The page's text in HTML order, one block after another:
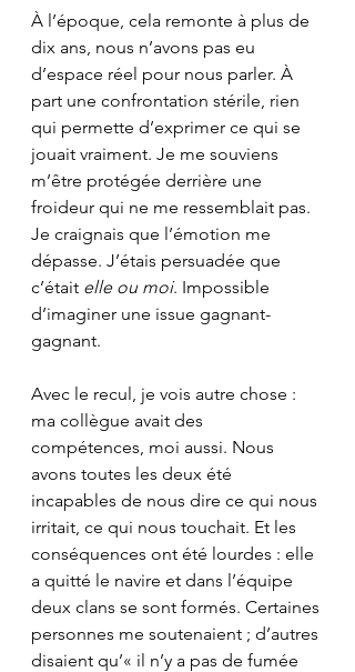
À l’époque, cela remonte à plus de
dix ans, nous n’avons pas eu
d’espace réel pour nous parler. À
part une confrontation stérile, rien
qui permette d’exprimer ce qui se
jouait vraiment. Je me souviens
m’être protégée derrière une
froideur qui ne me ressemblait pas.
Je craignais que l’émotion me
dépasse. J’étais persuadée que
c’était elle ou moi. Impossible
d’imaginer une issue gagnant-
gagnant.
Avec le recul, je vois autre chose :
ma collègue avait des
compétences, moi aussi. Nous
avons toutes les deux été
incapables de nous dire ce qui nous
irritait, ce qui nous touchait. Et les
conséquences ont été lourdes : elle
a quitté le navire et dans l’équipe
deux clans se sont formés. Certaines
personnes me soutenaient ; d’autres
disaient qu’« il n’y a pas de fumée